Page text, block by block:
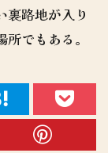
裏路地が入り
でもある。